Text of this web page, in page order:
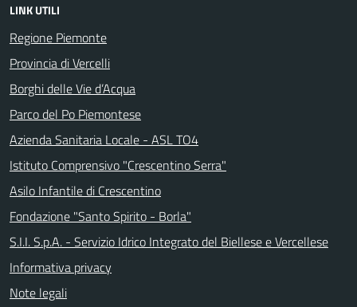
LINK UTILI
Regione Piemonte
Provincia di Vercelli
Borghi delle Vie d’Acqua
Parco del Po Piemontese
Azienda Sanitaria Locale - ASL TO4
Istituto Comprensivo "Crescentino Serra"
Asilo Infantile di Crescentino
Fondazione "Santo Spirito - Borla"
S.I.I. S.p.A. - Servizio Idrico Integrato del Biellese e Vercellese
Informativa privacy
Note legali